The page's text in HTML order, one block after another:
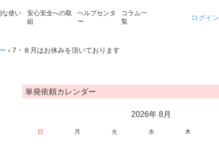
な使い
安心安全への取
組
ヘルプセンタ
ー
コラム一
覧
ログイン
› 7・８月はお休みを頂いております
単発依頼カレンダー
2026年 8月
日 月 火 水 木